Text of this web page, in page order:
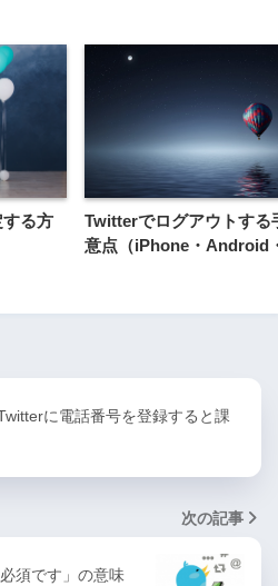
る方
Twitterでログアウトする
意点（iPhone・Android
に電話番号を登録すると課
次の記事
須です」の意味